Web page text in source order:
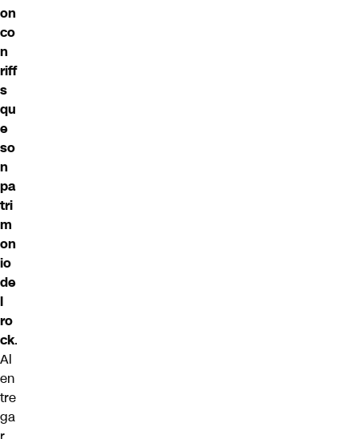
on
co
n
riff
s
qu
e
so
n
pa
tri
m
on
io
de
l
ro
ck.
Al
en
tre
ga